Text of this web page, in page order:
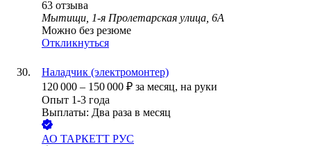
63 отзыва
Мытищи, 1-я Пролетарская улица, 6А
Можно без резюме
Откликнуться
Наладчик (электромонтер)
120 000 – 150 000 ₽ за месяц, на руки
Опыт 1-3 года
Выплаты: Два раза в месяц
АО ТАРКЕТТ РУС